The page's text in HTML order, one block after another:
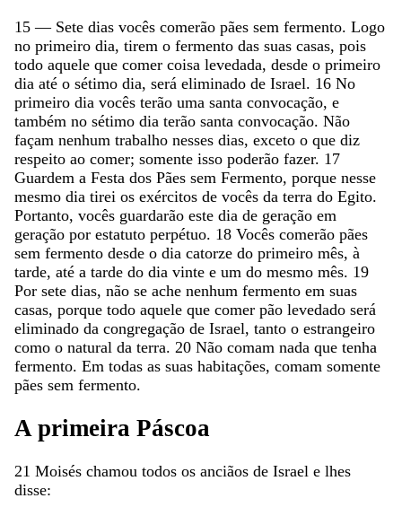
15 — Sete dias vocês comerão pães sem fermento. Logo
no primeiro dia, tirem o fermento das suas casas, pois
todo aquele que comer coisa levedada, desde o primeiro
dia até o sétimo dia, será eliminado de Israel. 16 No
primeiro dia vocês terão uma santa convocação, e
também no sétimo dia terão santa convocação. Não
façam nenhum trabalho nesses dias, exceto o que diz
respeito ao comer; somente isso poderão fazer. 17
Guardem a Festa dos Pães sem Fermento, porque nesse
mesmo dia tirei os exércitos de vocês da terra do Egito.
Portanto, vocês guardarão este dia de geração em
geração por estatuto perpétuo. 18 Vocês comerão pães
sem fermento desde o dia catorze do primeiro mês, à
tarde, até a tarde do dia vinte e um do mesmo mês. 19
Por sete dias, não se ache nenhum fermento em suas
casas, porque todo aquele que comer pão levedado será
eliminado da congregação de Israel, tanto o estrangeiro
como o natural da terra. 20 Não comam nada que tenha
fermento. Em todas as suas habitações, comam somente
pães sem fermento.
A primeira Páscoa
21 Moisés chamou todos os anciãos de Israel e lhes
disse: